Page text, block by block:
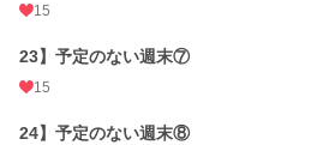
15
23】予定のない週末⑦
15
24】予定のない週末⑧